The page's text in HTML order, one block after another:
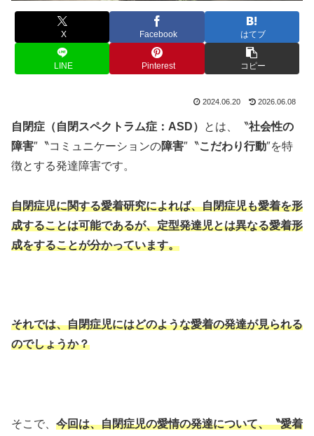
X Facebook はてブ
LINE Pinterest コピー
2024.06.20 2026.06.08
自閉症（自閉スペクトラム症：ASD） とは、〝社会性の
障害″〝コミュニケーションの障害″〝こだわり行動″を特
徴とする発達障害です。
自閉症児に関する愛着研究によれば、自閉症児も愛着を形
成することは可能であるが、定型発達児とは異なる愛着形
成をすることが分かっています。
それでは、自閉症児にはどのような愛着の発達が見られる
のでしょうか？
そこで、 今回は、自閉症児の愛情の発達について、〝愛着